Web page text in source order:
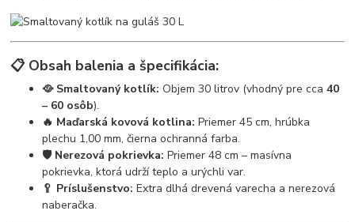
📋 Obsah balenia a špecifikácia:
🥘 Smaltovaný kotlík: Objem 30 litrov (vhodný pre cca40
– 60 osôb).
🔥 Maďarská kovová kotlina: Priemer 45 cm, hrúbka
plechu 1,00 mm, čierna ochranná farba.
🛡️ Nerezová pokrievka: Priemer 48 cm – masívna
pokrievka, ktorá udrží teplo a urýchli var.
🥄 Príslušenstvo: Extra dlhá drevená varecha a nerezová
naberačka.